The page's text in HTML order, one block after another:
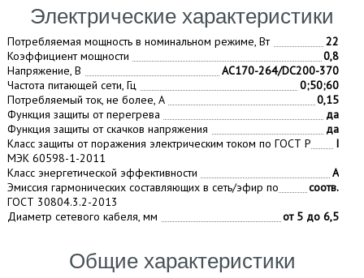
Электрические характеристики
22
Потребляемая мощность в номинальном режиме, Вт
0,8
Коэффициент мощности
AC170-264/DC200-370
Напряжение, В
0;50;60
Частота питающей сети, Гц
0,15
Потребляемый ток, не более, A
да
Функция защиты от перегрева
да
Функция защиты от скачков напряжения
I
Класс защиты от поражения электрическим током по ГОСТ Р
МЭК 60598-1-2011
А
Класс энергетической эффективности
соотв.
Эмиссия гармонических составляющих в сеть/эфир по
ГОСТ 30804.3.2-2013
от 5 до 6,5
Диаметр сетевого кабеля, мм
Общие характеристики